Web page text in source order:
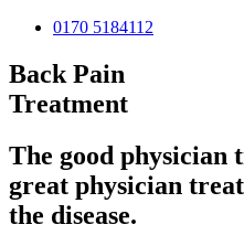
0170 5184112
Back Pain
Treatment
The good physician
great physician
the disease.